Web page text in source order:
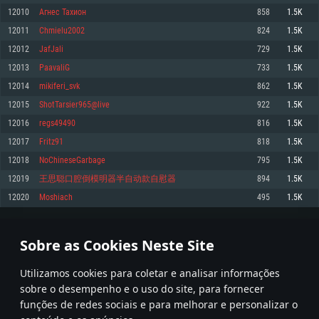
Sobre as Cookies Neste Site
Utilizamos cookies para coletar e analisar informações
sobre o desempenho e o uso do site, para fornecer
funções de redes sociais e para melhorar e personalizar o
Memória: 4GB
Placa Gráfica: Placa com DirectX 11: AMD Radeon 77XX / NVIDIA GeForce
GTX 660. Resolução mínima suportada: 720p
Network: Internet de banda larga.
Disco: 23,1 GB
Recomendado
superior, Radeon RX 570 ou superior
Disco: 75,9 GB
Memória: 6 GB
Placa Gráfica: Intel Iris Pro 5200 (Mac), equivalentes AMD/Nvidia para Mac.
Resolução mínima suportada: 720p com suporte Metal.
Network: Internet de banda larga.
Disco: 21,5 GB
Recomendado
Network: Internet de banda larga.
Memória: 4 GB
Placa Gráfica: NVIDIA 660 com os drivers mais recentes (não mais de 6
meses) / equivalentes AMD com os drivers mais recentes com suporte
Vulkan (não mais de 6 meses); Resolução mínima suportada: 720p.
Network: Internet de banda larga.
Disco: 21,5 GB
Recomendado
Sistema Operativo: Ubuntu 20.04 64bit
Processador: Intel Core i7
Memória: 16 GB
Placa Gráfica: NVIDIA 1060 com os drivers mais recentes (não mais de 6
meses) / equivalentes AMD (Radeon RX 570) com os drivers mais recentes
Network: Internet de banda larga.
12010 Агнeс Тахиoн 858 1.5K
12011 Chmielu2002 824 1.5K
12012 JafJali 729 1.5K
12013 PaavaliG 733 1.5K
12014 mikiferi_svk 862 1.5K
12015 ShotTarsier965@live 922 1.5K
12016 regs49490 816 1.5K
12017 Fritz91 818 1.5K
12018 NoChineseGarbage 795 1.5K
12019 王思聪口腔倒模明器半自动款自慰器 894 1.5K
12020 Moshiach 495 1.5K